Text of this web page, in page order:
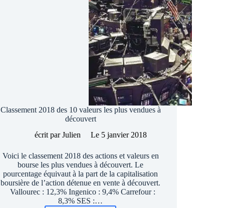
Classement 2018 des 10 valeurs les plus vendues à
découvert
écrit par Julien Le 5 janvier 2018
Voici le classement 2018 des actions et valeurs en
bourse les plus vendues à découvert. Le
pourcentage équivaut à la part de la capitalisation
boursière de l’action détenue en vente à découvert.
Vallourec : 12,3% Ingenico : 9,4% Carrefour :
8,3% SES :…